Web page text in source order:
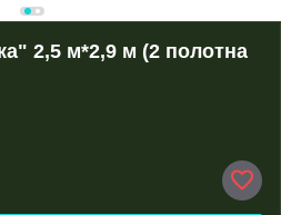
2,5 м*2,9 м (2 полотна